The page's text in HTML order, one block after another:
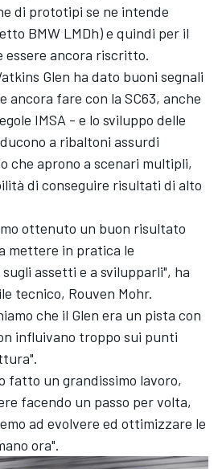
di prototipi se ne intende
BMW LMDh) e quindi per il
ancora riscritto.
Glen ha dato buoni segnali
ancora fare con la SC63, anche
IMSA - e lo sviluppo delle
a ribaltoni assurdi
che aprono a scenari multipli,
di conseguire risultati di alto
ottenuto un buon risultato
mettere in pratica le
assetti e a svilupparli", ha
tecnico, Rouven Mohr.
che il Glen era un pista con
influivano troppo sui punti
fatto un grandissimo lavoro,
facendo un passo per volta,
ad evolvere ed ottimizzare le
ora".